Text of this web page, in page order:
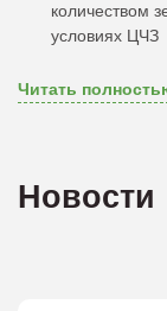
количеством
условиях ЦЧЗ
Читать
Новости